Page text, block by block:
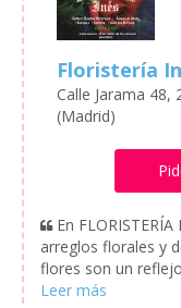
Floristería
Calle Jarama 48,
(Madrid)
En
arreglos florales y
flores son un